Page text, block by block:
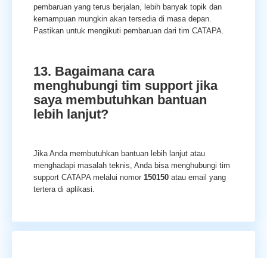
pembaruan yang terus berjalan, lebih banyak topik dan
kemampuan mungkin akan tersedia di masa depan.
Pastikan untuk mengikuti pembaruan dari tim CATAPA.
13. Bagaimana cara
menghubungi tim support jika
saya membutuhkan bantuan
lebih lanjut?
Jika Anda membutuhkan bantuan lebih lanjut atau
menghadapi masalah teknis, Anda bisa menghubungi tim
support CATAPA melalui nomor 150150 atau email yang
tertera di aplikasi.